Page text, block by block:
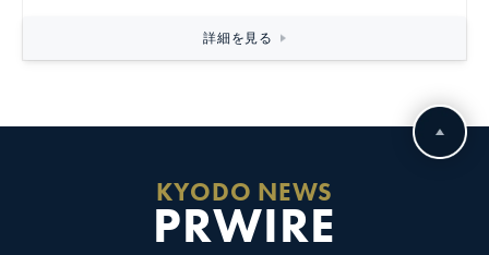
詳細を見る
KYODO NEWS
PRWIRE